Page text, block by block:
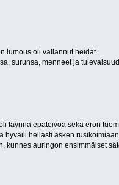
lumous oli vallannut heidät.
surunsa, menneet ja
täynnä epätoivoa sekä eron
hyväili hellästi äsken
auringon ensimmäiset